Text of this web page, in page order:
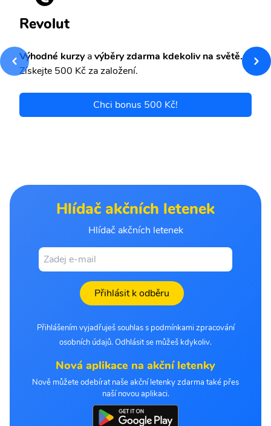
Revolut
Výhodné kurzyavýběry zdarma kdekoliv na světě.
Získejte 500 Kč za založení.
Chci bonus 500 Kč!
Hlídač akčních letenek
Hlídač akčních letenek
Přihlásit k odběru
Přihlášením vyjadřuješ souhlas s podmínkami zpracování
osobních údajů. Odhlásit se můžeš kdykoliv.
Nová aplikace na akční letenky
Nově můžete odebírat naše akční letenky zdarma také přes
naší novou aplikaci.